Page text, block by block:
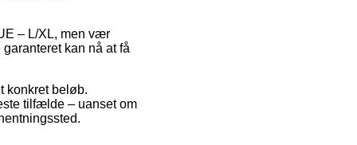
– L/XL, men vær
kan nå at få
konkret beløb.
tilfælde – uanset om